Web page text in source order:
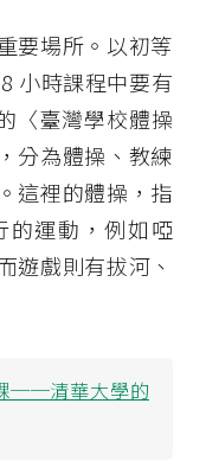
要場所。以初等
小時課程中要有
〈臺灣學校體操
分為體操、教練
這裡的體操，指
的運動，例如啞
遊戲則有拔河、
──清華大學的